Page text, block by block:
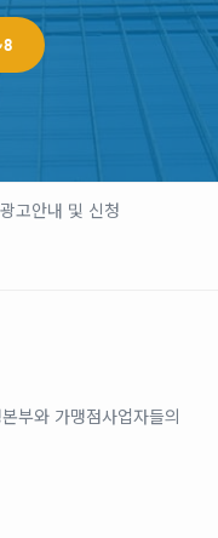
광고안내 및 신청
부와 가맹점사업자들의